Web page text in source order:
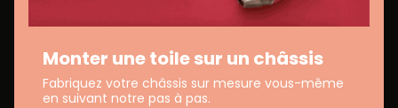
Monter une toile sur un châssis
Fabriquez votre châssis sur mesure vous-même
en suivant notre pas à pas.